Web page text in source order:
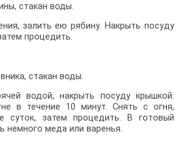
стакан воды.
залить ею рябину. Накрыть посуду
процедить.
стакан воды.
водой, накрыть посуду крышкой.
в течение 10 минут. Снять с огня,
суток, затем процедить. В готовый
немного меда или варенья.